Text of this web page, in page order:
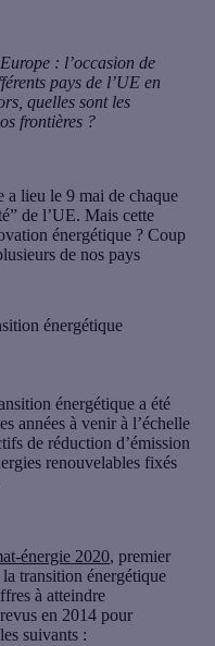
: l’occasion de
pays de l’UE en
quelles sont les
frontières ?
a lieu le 9 mai de chaque
de l’UE. Mais cette
énergétique ? Coup
de nos pays
énergétique
énergétique a été
années à venir à l’échelle
de réduction d’émission
renouvelables fixés
énergie 2020, premier
transition énergétique
à atteindre
en 2014 pour
suivants :